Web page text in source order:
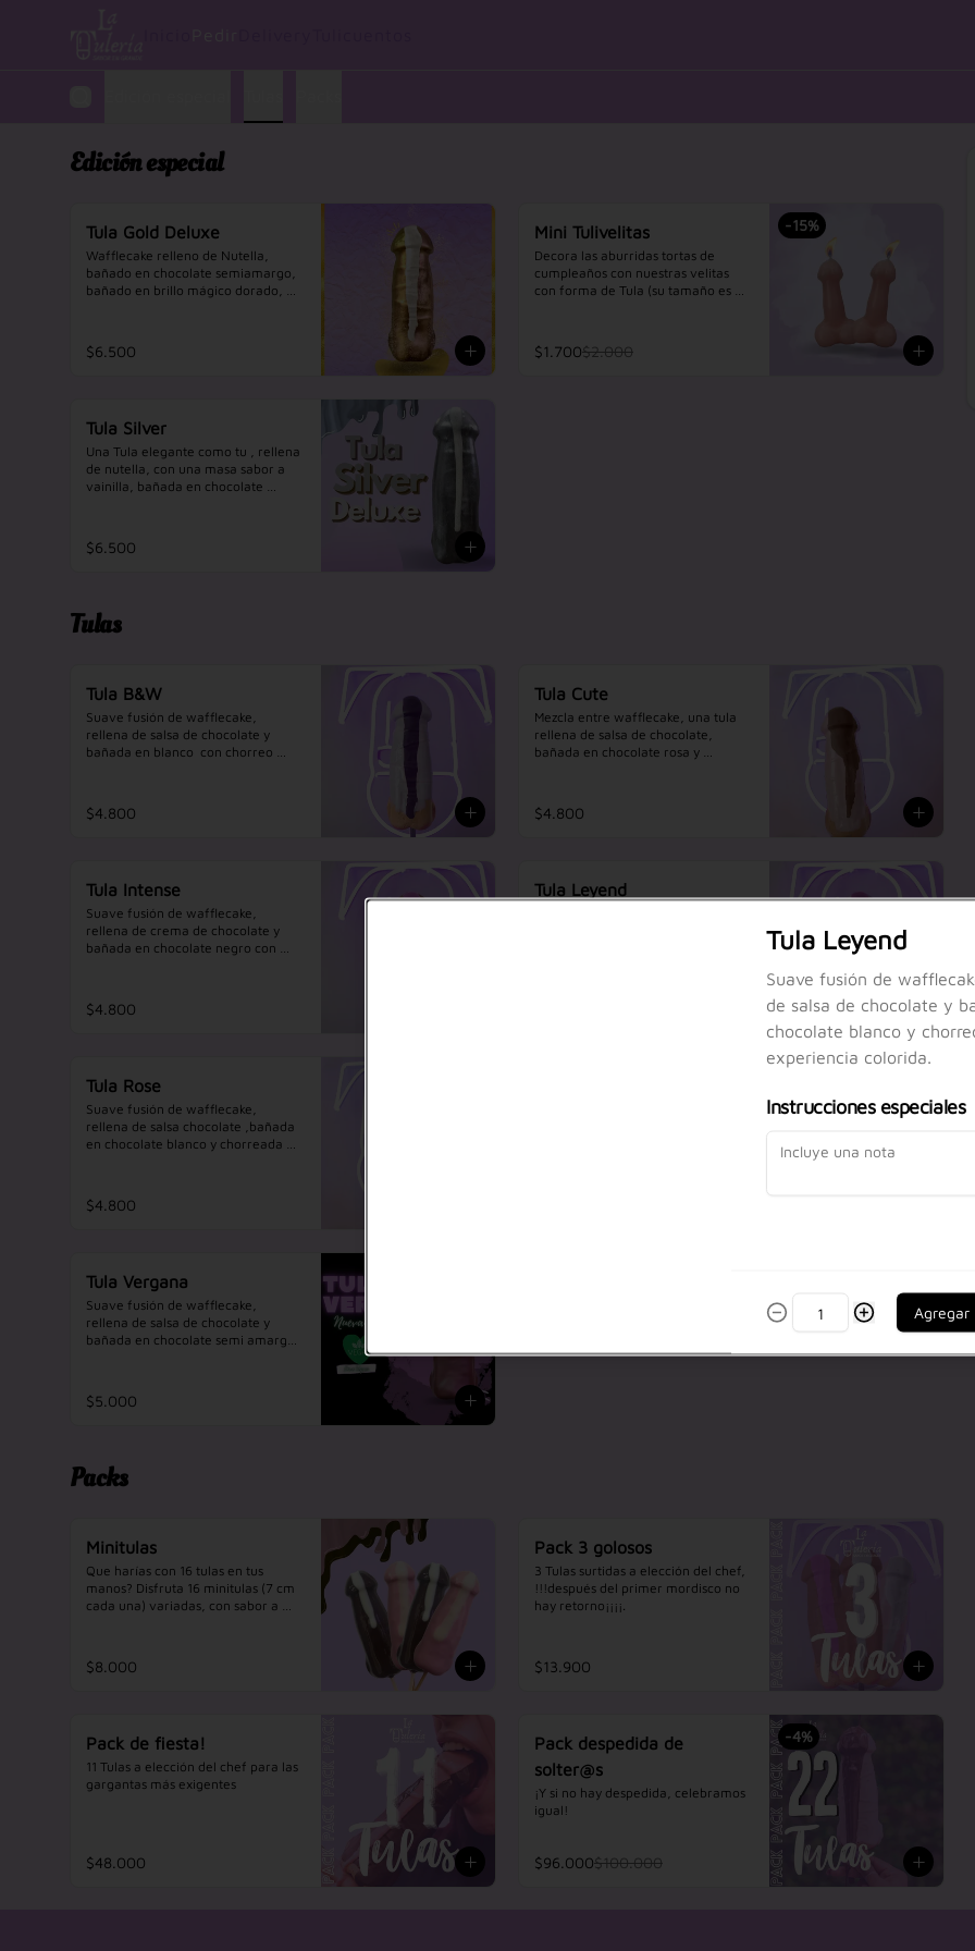
Edición especial
Tula Gold Deluxe
Wafflecake relleno de Nutella,
bañado en chocolate semiamargo,
bañado en brillo mágico dorado,
princesos y princesas.
$6.500
-15%
Mini Tulivelitas
Decora las aburridas tortas de
cumpleaños con nuestras velitas
con forma de Tula (su tamaño es de
velitas estas para salvar tu fiesta,
perfectas para cupcakes, tortas e
$1.700$2.000
Tula Silver
Una Tula elegante como tu , rellena
de nutella, con una masa sabor a
vainilla, bañada en chocolate
sabor tres leches, un manjar en tu
paladar.
$6.500
Tulas
Tula B&W
Suave fusión de wafflecake,
rellena de salsa de chocolate y
bañada en blanco  con chorreo
$4.800
Tula Cute
Mezcla entre wafflecake, una tula
rellena de salsa de chocolate,
bañada en chocolate rosa y
$4.800
Tula Intense
Suave fusión de wafflecake,
rellena de crema de chocolate y
bañada en chocolate negro con
$4.800
Tula Leyend
Tula Rose
Suave fusión de wafflecake,
rellena de salsa chocolate ,bañada
en chocolate blanco y chorreada en
$4.800
Tula Vergana
Suave fusión de wafflecake,
rellena de salsa de chocolate y
bañada en chocolate semi amargo
Esta Tula no contiene Huevo ni
Leche.
$5.000
Packs
Minitulas
Que harías con 16 tulas en tus
manos? Disfruta 16 minitulas (7 cm
cada una) variadas, con sabor a
cometelas en secreto!
$8.000
Pack 3 golosos
3 Tulas surtidas a elección del chef,
!!!después del primer mordisco no
hay retorno¡¡¡¡.
$13.900
Pack de fiesta!
11 Tulas a elección del chef para las
gargantas más exigentes
$48.000
-4%
Pack despedida de
solter@s
¡Y si no hay despedida, celebramos
igual!
$96.000$100.000
Tula Leyend
Suave fusión de
de salsa de chocolate y
chocolate blanco y
experiencia colorida.
Instrucciones especiales
Agregar